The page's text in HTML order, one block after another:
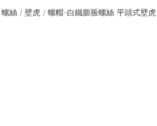
螺絲 / 壁虎 / 螺帽-白鐵膨脹螺絲 平頭式壁虎